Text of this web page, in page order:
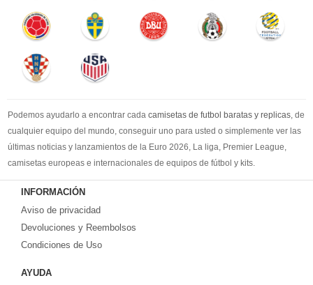
Podemos ayudarlo a encontrar cada camisetas de futbol baratas y replicas, de
cualquier equipo del mundo, conseguir uno para usted o simplemente ver las
últimas noticias y lanzamientos de la Euro 2026, La liga, Premier League,
camisetas europeas e internacionales de equipos de fútbol y kits.
Comprecamisetas de futbol baratasen la tienda deportiva más grande de
Europa. ¡Grandes ofertas en todas las camisetas del club de fútbol, ​​kits
europeos e internacionales, todo a los precios más bajos!
Compre nuestra gran selección de
equipaciones, camisetas y un portero a partir de €17.6. Diseños de fútbol
INFORMACIÓN
Aviso de privacidad
Devoluciones y Reembolsos
Condiciones de Uso
AYUDA